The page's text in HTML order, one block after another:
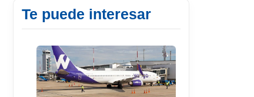
Te puede interesar